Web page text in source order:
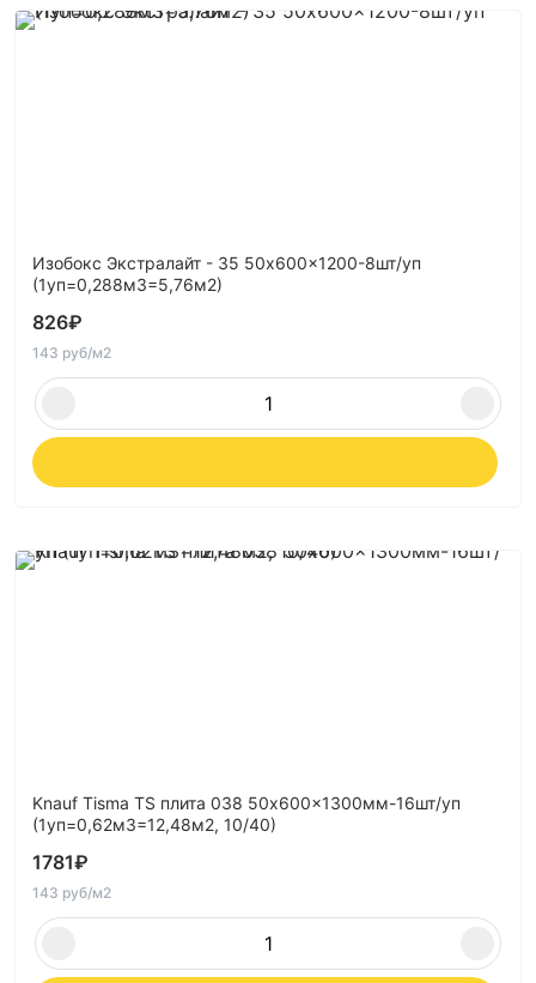
Изобокс Экстралайт - 35 50x600x1200-8шт/уп
(1уп=0,288м3=5,76м2)
826₽
143 руб/м2
Knauf Tisma TS плита 038 50x600x1300мм-16шт/уп
(1уп=0,62м3=12,48м2, 10/40)
1781₽
143 руб/м2